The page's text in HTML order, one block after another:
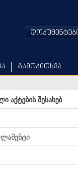
გამოკითხვა
აქტების შესახებ